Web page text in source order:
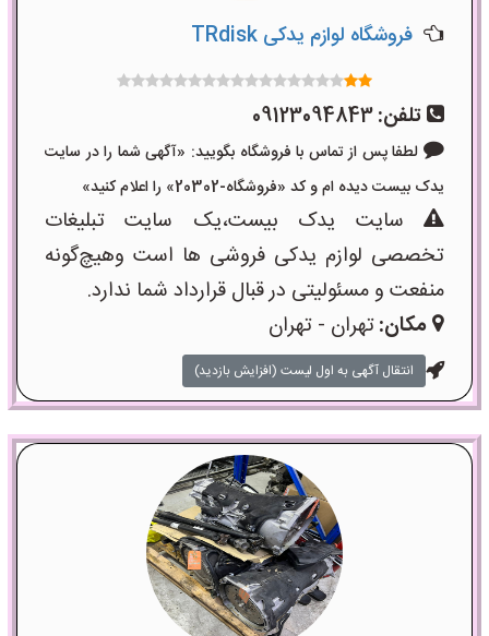
فروشگاه لوازم یدکی TRdisk
تلفن:09123094843
لطفا پس از تماس با فروشگاه بگویید: «آگهی شما را در سایت
یدک بیست دیده ام و کد «فروشگاه-20302» را اعلام کنید»
سایت یدک بیست،یک سایت تبلیغات
تخصصی لوازم یدکی فروشی ها است وهیچ‌گونه
منفعت و مسئولیتی در قبال قرارداد شما ندارد.
مکان:تهران - تهران
انتقال آگهی به اول لیست (افزایش بازدید)